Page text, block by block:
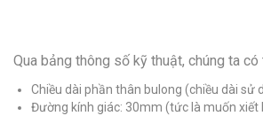
Qua bảng thông số kỹ thuật, chúng ta
Chiều dài phần thân bulong (chiều dài sử
Đường kính giác: 30mm (tức là muốn xiết